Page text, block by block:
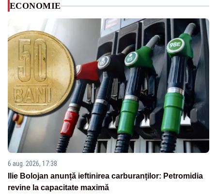
ECONOMIE
6 aug. 2026, 17:38
Ilie Bolojan anunță ieftinirea carburanților: Petromidia
revine la capacitate maximă